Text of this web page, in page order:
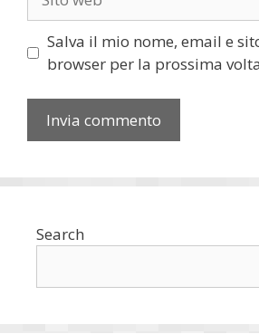
web
Salva il mio nome, email e
browser per la prossima
Search